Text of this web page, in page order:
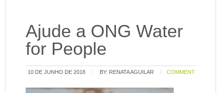
Ajude a ONG Water
for People
10 DE JUNHO DE 2018 BY: RENATA AGUILAR COMMENT